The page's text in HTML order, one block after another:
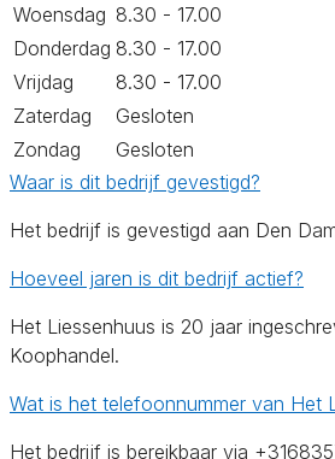
Woensdag 8.30 - 17.00
Donderdag 8.30 - 17.00
Vrijdag
8.30 - 17.00
Zaterdag
Gesloten
Zondag
Gesloten
Waar is dit bedrijf gevestigd?
Het bedrijf is gevestigd aan Den
Hoeveel jaren is dit bedrijf actief?
Het Liessenhuus is 20 jaar
Koophandel.
Wat is het telefoonnummer van Het
Het bedrijf is bereikbaar via